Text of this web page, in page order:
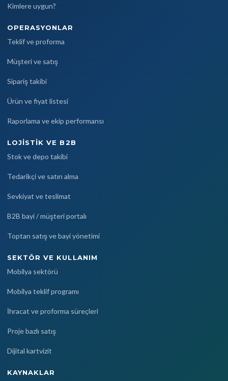
Kimlere uygun?
OPERASYONLAR
Teklif ve proforma
Müşteri ve satış
Sipariş takibi
Ürün ve fiyat listesi
Raporlama ve ekip performansı
LOJISTIK VE B2B
Stok ve depo takibi
Tedarikçi ve satın alma
Sevkiyat ve teslimat
B2B bayi / müşteri portalı
Toptan satış ve bayi yönetimi
SEKTÖR VE KULLANIM
Mobilya sektörü
Mobilya teklif programı
İhracat ve proforma süreçleri
Proje bazlı satış
Dijital kartvizit
KAYNAKLAR